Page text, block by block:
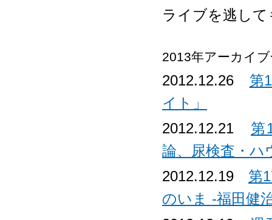
ライブを逃し
2013年アーカイ
2012.12.26 第
イト」
2012.12.21第
論、尿検査・ハ
2012.12.19 第
のいま -福田健